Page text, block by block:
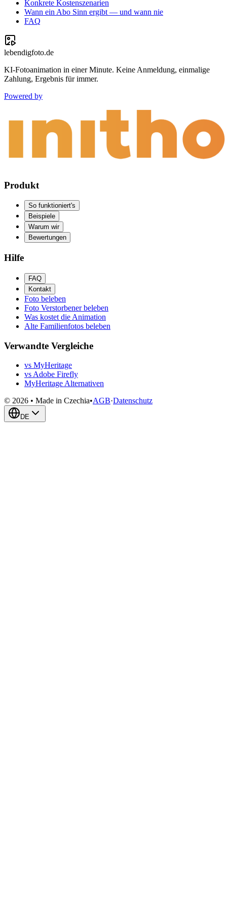
Konkrete Kostenszenarien
Wann ein Abo Sinn ergibt — und wann nie
FAQ
lebendigfoto.de
KI-Fotoanimation in einer Minute. Keine Anmeldung, einmalige
Zahlung, Ergebnis für immer.
Powered by
Produkt
So funktioniert's
Beispiele
Warum wir
Bewertungen
Hilfe
FAQ
Kontakt
Foto beleben
Foto Verstorbener beleben
Was kostet die Animation
Alte Familienfotos beleben
Verwandte Vergleiche
vs MyHeritage
vs Adobe Firefly
MyHeritage Alternativen
© 2026 • Made in Czechia•AGB·Datenschutz
DE